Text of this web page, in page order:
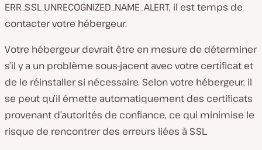
ERR_SSL_UNRECOGNIZED_NAME_ALERT, il est temps de
contacter votre hébergeur.
Votre hébergeur devrait être en mesure de déterminer
s’il y a un problème sous-jacent avec votre certificat et
de le réinstaller si nécessaire. Selon votre hébergeur, il
se peut qu’il émette automatiquement des certificats
provenant d’autorités de confiance, ce qui minimise le
risque de rencontrer des erreurs liées à SSL.